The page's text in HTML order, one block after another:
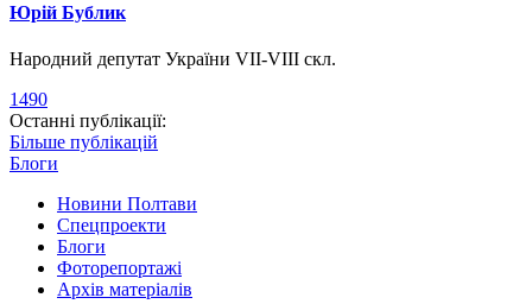
Юрій Бублик
Народний депутат України VII-VIII скл.
1490
Останні публікації:
Більше публікацій
Блоги
Новини Полтави
Спецпроекти
Блоги
Фоторепортажі
Архів матеріалів